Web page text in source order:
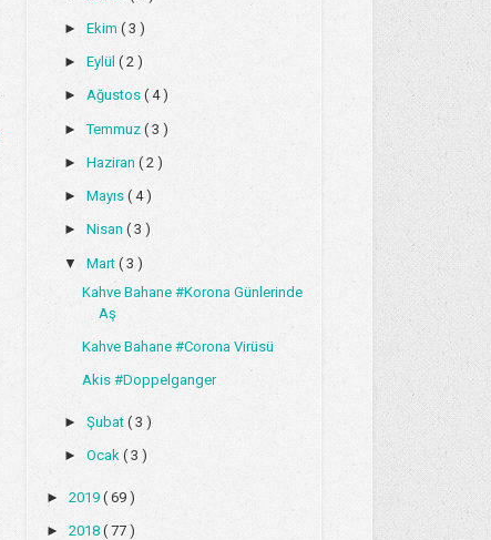
► Ekim ( 3 )
► Eylül ( 2 )
► Ağustos ( 4 )
►Temmuz ( 3 )
► Haziran ( 2 )
► Mayıs ( 4 )
► Nisan ( 3 )
▼ Mart ( 3 )
Kahve Bahane #Korona Günlerinde
Aş
Kahve Bahane #Corona Virüsü
Akis #Doppelganger
► Şubat ( 3 )
► Ocak ( 3 )
►2019( 69 )
►2018( 77 )